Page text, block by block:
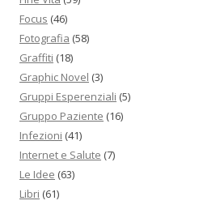
Focus (46)
Fotografia (58)
Graffiti (18)
Graphic Novel (3)
Gruppi Esperenziali (5)
Gruppo Paziente (16)
Infezioni (41)
Internet e Salute (7)
Le Idee (63)
Libri (61)